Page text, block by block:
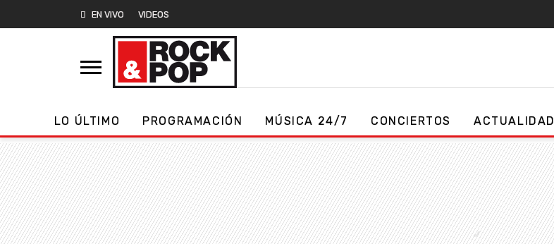
EN VIVO VIDEOS
LO ÚLTIMO PROGRAMACIÓN MÚSICA 24/7 CONCIERTOS ACTUALIDAD